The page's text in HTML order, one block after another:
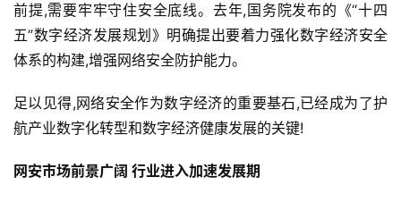
前提,需要牢牢守住安全底线。去年,国务院发布的《“十四
五”数字经济发展规划》明确提出要着力强化数字经济安全
体系的构建,增强网络安全防护能力。
足以见得,网络安全作为数字经济的重要基石,已经成为了护
航产业数字化转型和数字经济健康发展的关键!
网安市场前景广阔 行业进入加速发展期